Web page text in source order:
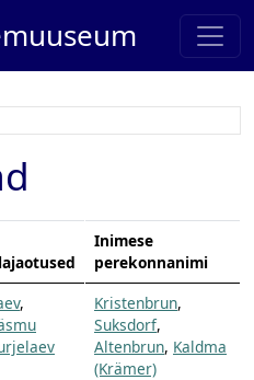
Inimese
perekonnanimi
,
Kristenbrun,
Suksdorf,
Altenbrun, Kaldma
(Krämer)